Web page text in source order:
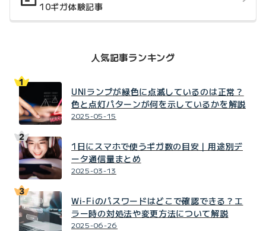
10ギガ体験記事
人気記事ランキング
UNIランプが緑色に点滅しているのは正常？
色と点灯パターンが何を示しているかを解説
2025-05-15
1日にスマホで使うギガ数の目安｜用途別デ
ータ通信量まとめ
2025-03-13
Wi-Fiのパスワードはどこで確認できる？エ
ラー時の対処法や変更方法について解説
2025-06-26